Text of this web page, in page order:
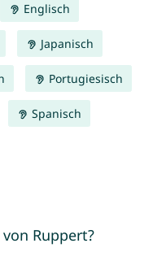
Englisch
Japanisch
Portugiesisch
Spanisch
Ruppert?